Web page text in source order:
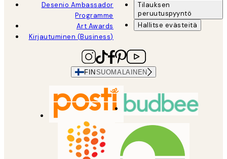
Desenio Ambassador
Programme
Art Awards
Kirjautuminen (Business)
Tilauksen
peruutuspyyntö
Hallitse evästeitä
FIN SUOMALAINEN